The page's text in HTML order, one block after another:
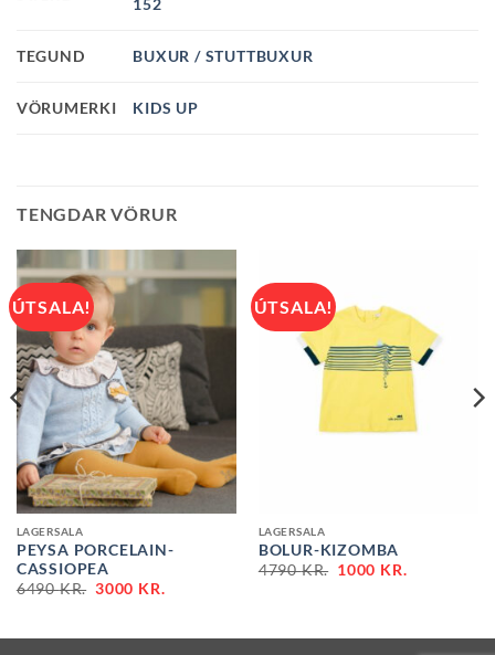
152
TEGUND BUXUR / STUTTBUXUR
VÖRUMERKI KIDS UP
TENGDAR VÖRUR
ÚTSALA!
LAGERSALA
PEYSA PORCELAIN-
CASSIOPEA
6490KR. ORIGINAL
3000 KR.
ÚTSALA!
LAGERSALA
BOLUR-KIZOMBA
4790KR. ORIGINAL
1000 KR.